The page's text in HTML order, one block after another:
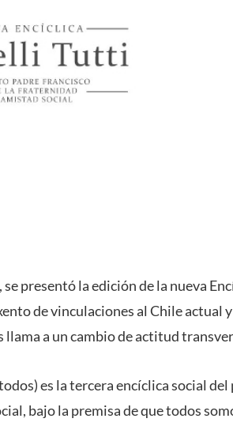
presentó la edición de la nueva
de vinculaciones al Chile actual
llama a un cambio de actitud
es la tercera encíclica social del
bajo la premisa de que todos